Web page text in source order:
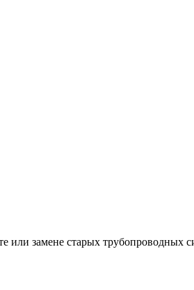
или замене старых трубопроводных